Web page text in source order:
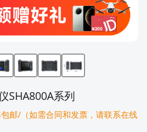
SHA800A系列
邮/（如需合同和发票，请联系在线